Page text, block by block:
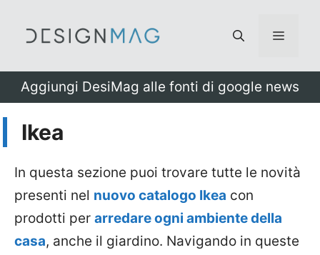
Menu
Aggiungi DesiMag alle fonti di google news
Ikea
In questa sezione puoi trovare tutte le novità
presenti nel nuovo catalogo Ikea con
prodotti per arredare ogni ambiente della
casa, anche il giardino. Navigando in queste